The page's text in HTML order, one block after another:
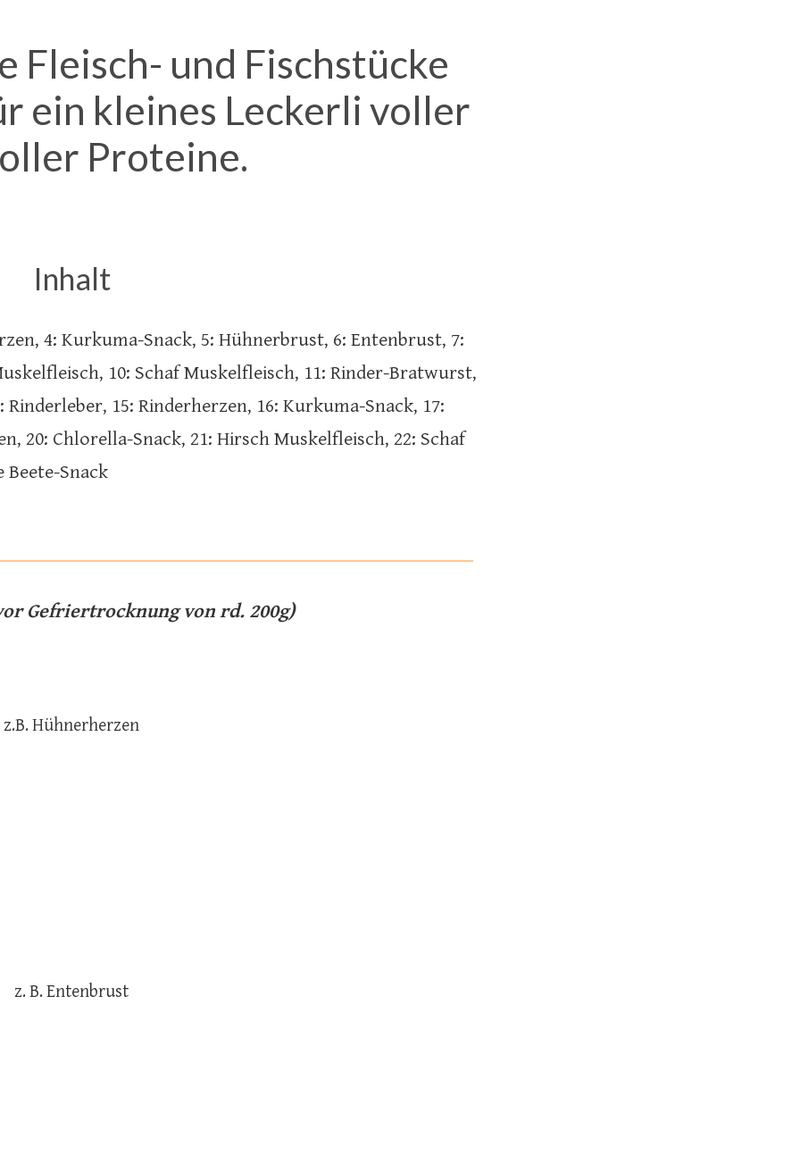
Fleisch- und Fischstücke
ein kleines Leckerli voller
Proteine.
Inhalt
4: Kurkuma-Snack, 5: Hühnerbrust, 6: Entenbrust, 7:
10: Schaf Muskelfleisch, 11: Rinder-Bratwurst,
15: Rinderherzen, 16: Kurkuma-Snack, 17:
20: Chlorella-Snack, 21: Hirsch Muskelfleisch, 22: Schaf
Snack
Gefriertrocknung von rd. 200g)
z.B. Hühnerherzen
z. B. Entenbrust